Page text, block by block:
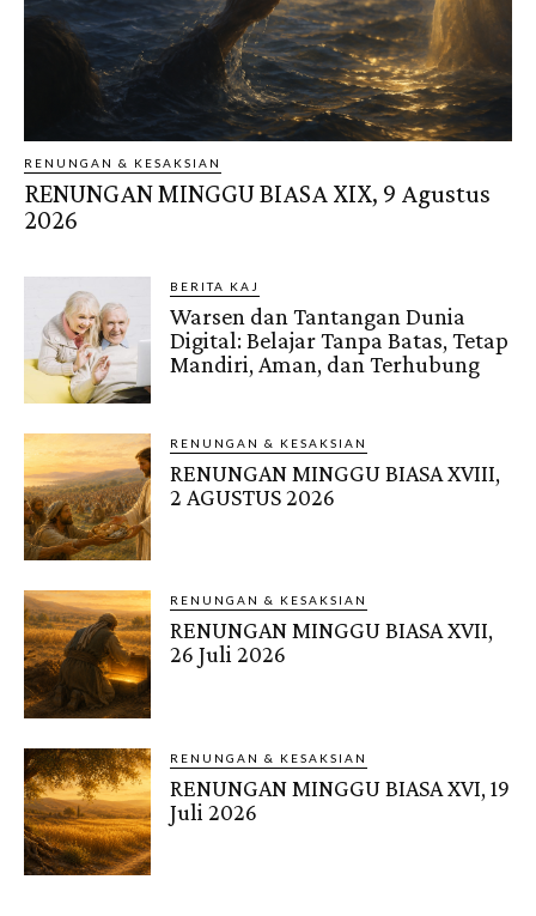
RENUNGAN & KESAKSIAN
RENUNGAN MINGGU BIASA XIX, 9 Agustus
2026
BERITA KAJ
Warsen dan Tantangan Dunia
Digital: Belajar Tanpa Batas, Tetap
Mandiri, Aman, dan Terhubung
RENUNGAN & KESAKSIAN
RENUNGAN MINGGU BIASA XVIII,
2 AGUSTUS 2026
RENUNGAN & KESAKSIAN
RENUNGAN MINGGU BIASA XVII,
26 Juli 2026
RENUNGAN & KESAKSIAN
RENUNGAN MINGGU BIASA XVI, 19
Juli 2026